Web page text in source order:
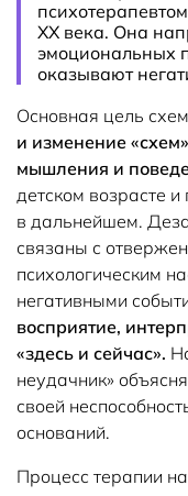
ХХ века. Она
эмоциональных
оказывают
Основная цель
и изменение
мышления и
детском возрасте
в дальнейшем.
связаны с
психологическим
негативными
восприятие,
«здесь и сейчас».
неудачник»
своей
оснований.
Процесс терапии